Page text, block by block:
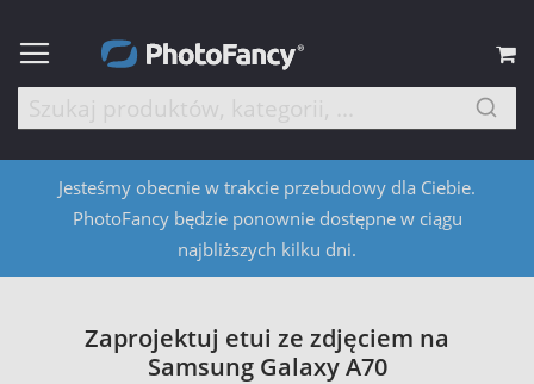
Jesteśmy obecnie w trakcie przebudowy dla Ciebie.
PhotoFancy będzie ponownie dostępne w ciągu
najbliższych kilku dni.
Zaprojektuj etui ze zdjęciem na
Samsung Galaxy A70